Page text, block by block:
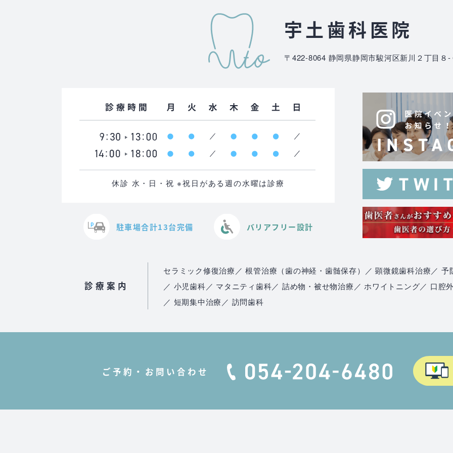
宇土歯科医院
〒422-8064 静岡県静岡市駿河区新川２丁目８-
休診 水・日・祝 ※祝日がある週の水曜は診療
駐車場合計13台完備 バリアフリー設計
診療案内
セラミック修復治療／ 根管治療（歯の神経・歯髄保存） ／ 顕微鏡歯科治療／ 予
／ 小児歯科／ マタニティ歯科／ 詰め物・被せ物治療／ ホワイトニング／ 口腔
／ 短期集中治療／ 訪問歯科
ご予約・お問い合わせ